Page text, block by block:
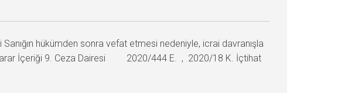
Sanığın hükümden sonra vefat etmesi nedeniyle, icrai davranışla
İçeriği 9. Ceza Dairesi 2020/444 E. , 2020/18 K. İçtihat